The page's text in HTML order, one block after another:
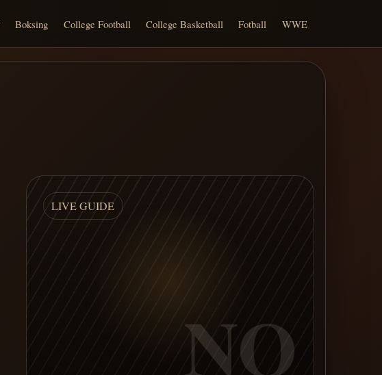
Boksing College Football College Basketball Fotball WWE
LIVE GUIDE
NO